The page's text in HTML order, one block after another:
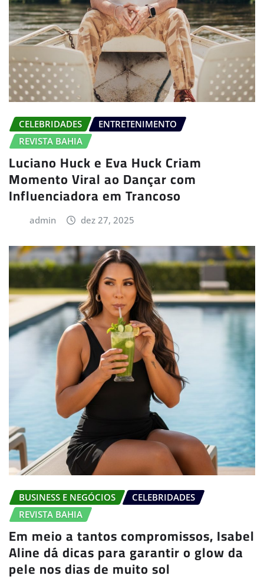
CELEBRIDADES
ENTRETENIMENTO
REVISTA BAHIA
Luciano Huck e Eva Huck Criam
Momento Viral ao Dançar com
Influenciadora em Trancoso
admin dez 27, 2025
BUSINESS E NEGÓCIOS
CELEBRIDADES
REVISTA BAHIA
Em meio a tantos compromissos, Isabel
Aline dá dicas para garantir o glow da
pele nos dias de muito sol